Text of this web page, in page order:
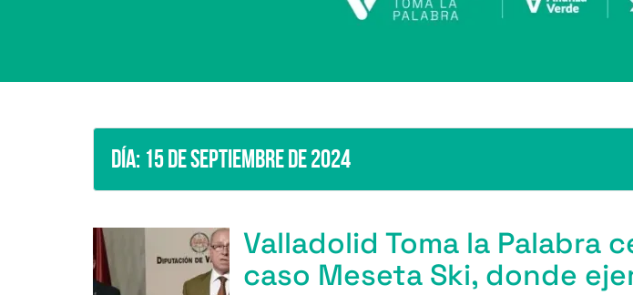
Día: 15 de septiembre de 2024
Valladolid Toma la Palabra
caso Meseta Ski, donde